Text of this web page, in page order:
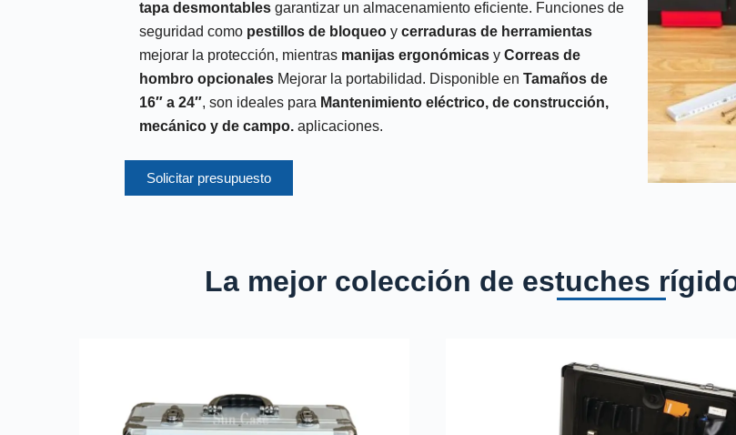
tapa desmontables garantizar un almacenamiento eficiente. Funciones de
seguridad como pestillos de bloqueo ycerraduras de herramientas
mejorar la protección, mientras manijas ergonómicas yCorreas de
hombro opcionales Mejorar la portabilidad. Disponible enTamaños de
16″ a 24″, son ideales para Mantenimiento eléctrico, de construcción,
mecánico y de campo. aplicaciones.
Solicitar presupuesto
La mejor colección de estuches